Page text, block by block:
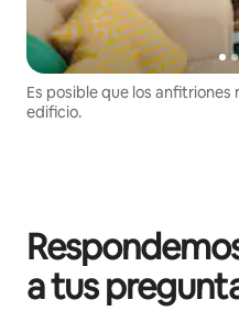
Es posible que los
edificio.
a tus